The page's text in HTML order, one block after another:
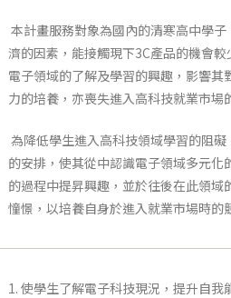
本計畫服務對象為國內的清寒高中學
濟的因素，能接觸現下3C產品的機會
電子領域的了解及學習的興趣，影響其
力的培養，亦喪失進入高科技就業市場
為降低學生進入高科技領域學習的阻
的安排，使其從中認識電子領域多元化
的過程中提昇興趣，並於往後在此領域
憧憬，以培養自身於進入就業市場時的
1. 使學生了解電子科技現況，提升自我